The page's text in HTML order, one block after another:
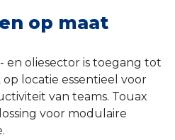
op maat
en oliesector is toegang tot
locatie essentieel voor
van teams. Touax
voor modulaire